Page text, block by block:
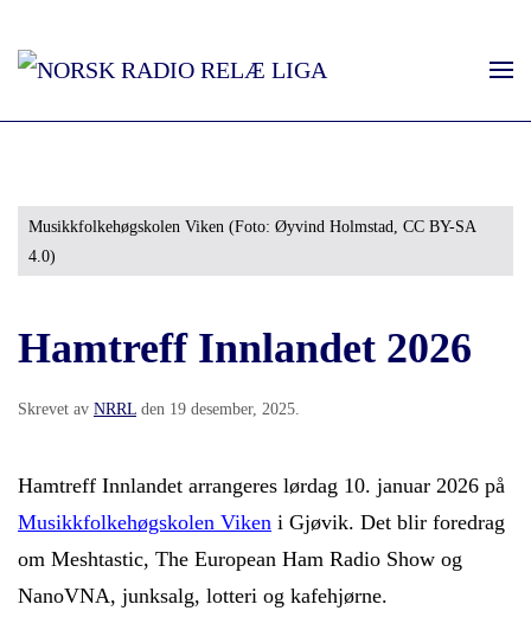
Musikkfolkehøgskolen Viken (Foto: Øyvind Holmstad, CC BY-SA
4.0)
Hamtreff Innlandet 2026
Skrevet av NRRL den 19 desember, 2025.
Hamtreff Innlandet arrangeres lørdag 10. januar 2026 på
Musikkfolkehøgskolen Viken i Gjøvik. Det blir foredrag
om Meshtastic, The European Ham Radio Show og
NanoVNA, junksalg, lotteri og kafehjørne.